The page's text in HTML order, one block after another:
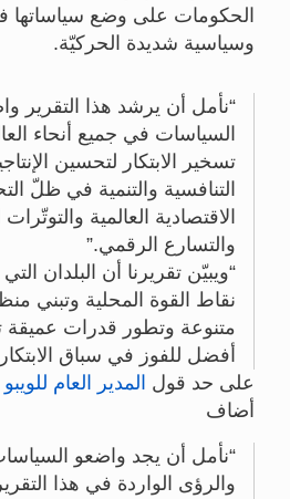
الحكومات على وضع سياساتها
وسياسية شديدة الحركيّة.
نأمل أن يرشد هذا التقرير
السياسات في جميع أنحاء
تسخير الابتكار لتحسين
التنافسية والتنمية في ظلّ
الاقتصادية العالمية
والتسارع الرقمي.
ويبيّن تقريرنا أن البلدان
نقاط القوة المحلية وتبني
متنوعة وتطور قدرات
أفضل للفوز في سباق
على حد قول المدير العام
أضاف
نأمل أن يجد واضعو
والرؤى الواردة في هذا